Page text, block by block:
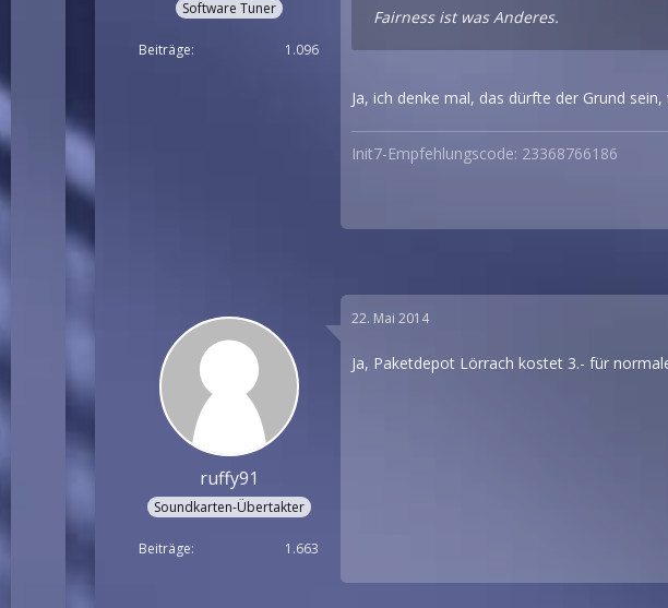
Software Tuner
Beiträge 1.096
Fairness ist was Anderes.
Ja, ich denke mal, das dürfte der Grund
Init7-Empfehlungscode: 23368766186
ruffy91
Soundkarten-Übertakter
Beiträge 1.663
22. Mai 2014
Ja, Paketdepot Lörrach kostet 3.- für